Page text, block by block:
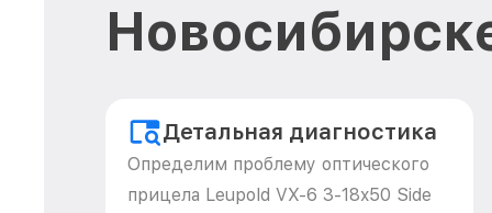
Детальная диагностика
Определим проблему оптического
прицела Leupold VX-6 3-18x50 Side